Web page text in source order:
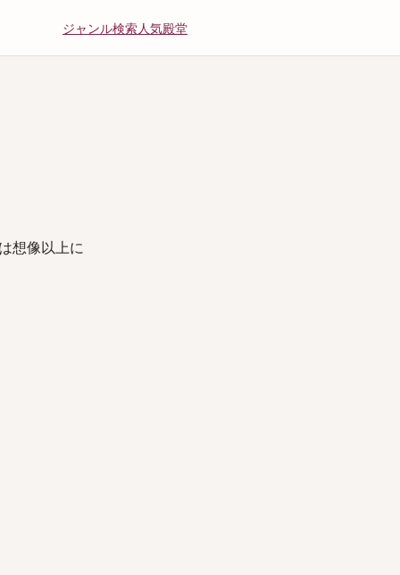
ジャンル検索人気殿堂
想像以上に